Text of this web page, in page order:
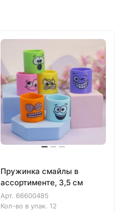
Пружинка смайлы в
ассортименте, 3,5 см
Арт. 66600485
Кол-во в упак. 12